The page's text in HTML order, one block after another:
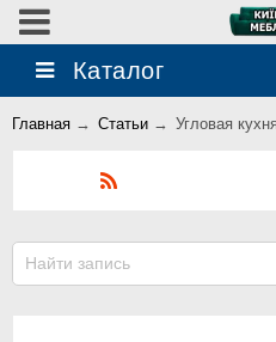
Каталог
Главная → Статьи → Угловая